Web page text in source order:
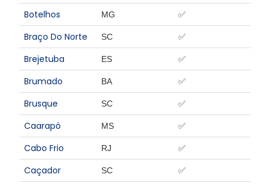
Botelhos MG ✅
Braço Do Norte SC ✅
Brejetuba ES ✅
Brumado BA ✅
Brusque SC ✅
Caarapó MS ✅
Cabo Frio RJ ✅
Caçador SC ✅